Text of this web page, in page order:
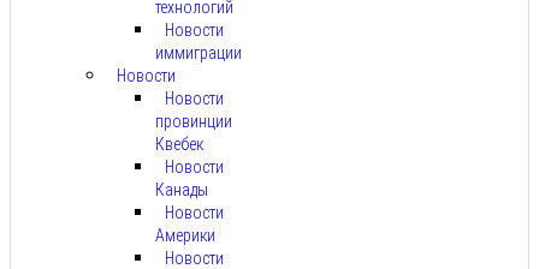
технологий
Новости
иммиграции
Новости
Новости
провинции
Квебек
Новости
Канады
Новости
Америки
Новости